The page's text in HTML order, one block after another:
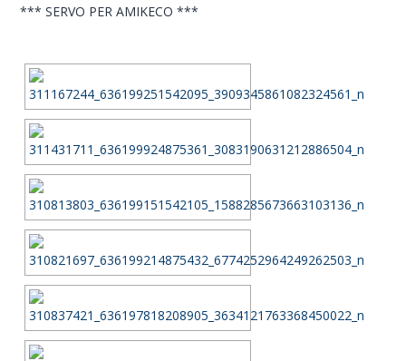
*** SERVO PER AMIKECO ***